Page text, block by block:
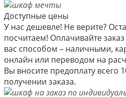
Доступные цены
У нас дешевле! Не верите?
посчитаем! Оплачивайте
вас способом – наличными,
онлайн или переводом на
Вы вносите предоплату всего
получении заказа.